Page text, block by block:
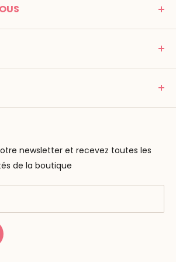
spirit.com
newsletter et recevez toutes les
de la boutique